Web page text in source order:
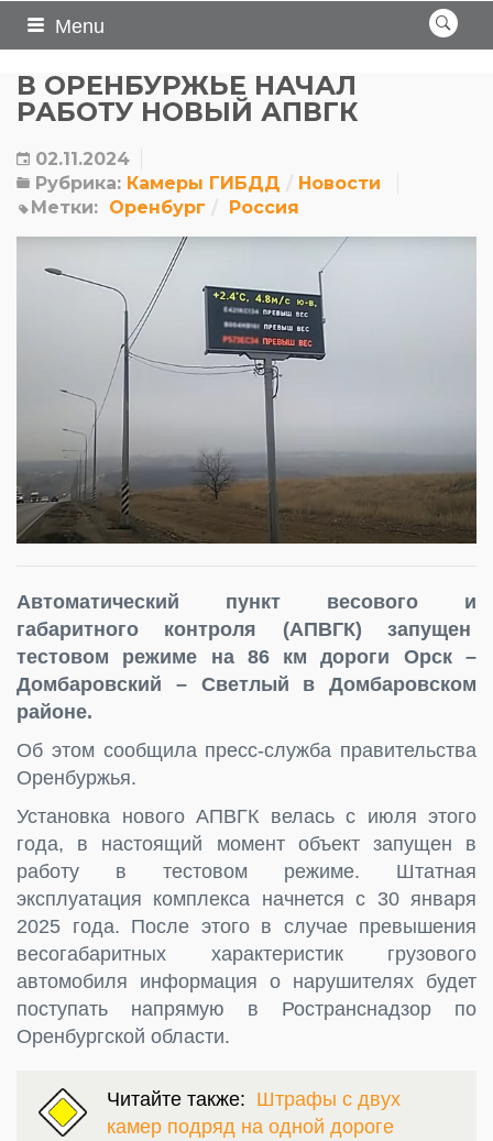
Menu
В ОРЕНБУРЖЬЕ НАЧАЛ
РАБОТУ НОВЫЙ АПВГК
02.11.2024
Рубрика: Камеры ГИБДД
Новости
Метки: Оренбург Россия
Автоматический пункт весового и
габаритного контроля (АПВГК) запущен
тестовом режиме на 86 км дороги Орск –
Домбаровский – Светлый в Домбаровском
районе.
Об этом сообщила пресс-служба правительства
Оренбуржья.
Установка нового АПВГК велась с июля этого
года, в настоящий момент объект запущен в
работу в тестовом режиме. Штатная
эксплуатация комплекса начнется с 30 января
2025 года. После этого в случае превышения
весогабаритных характеристик грузового
автомобиля информация о нарушителях будет
поступать напрямую в Ространснадзор по
Оренбургской области.
Читайте также: Штрафы с двух
камер подряд на одной дороге